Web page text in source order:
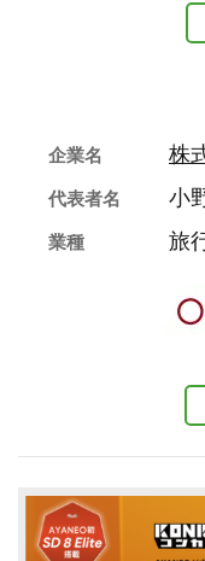
企業名 株
代表者名 小
業種 旅